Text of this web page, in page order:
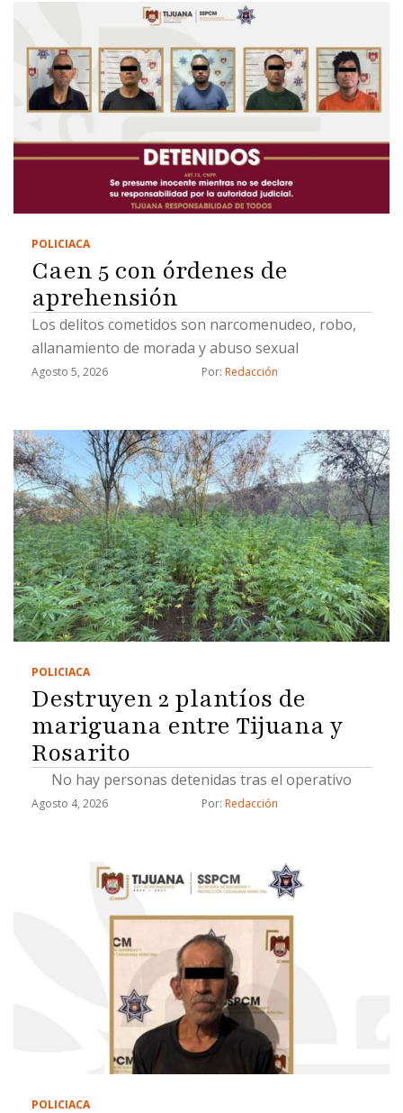
POLICIACA
Caen 5 con órdenes de
aprehensión
Los delitos cometidos son narcomenudeo, robo,
allanamiento de morada y abuso sexual
Agosto 5, 2026 Por: Redacción
POLICIACA
Destruyen 2 plantíos de
mariguana entre Tijuana y
Rosarito
No hay personas detenidas tras el operativo
Agosto 4, 2026 Por: Redacción
POLICIACA